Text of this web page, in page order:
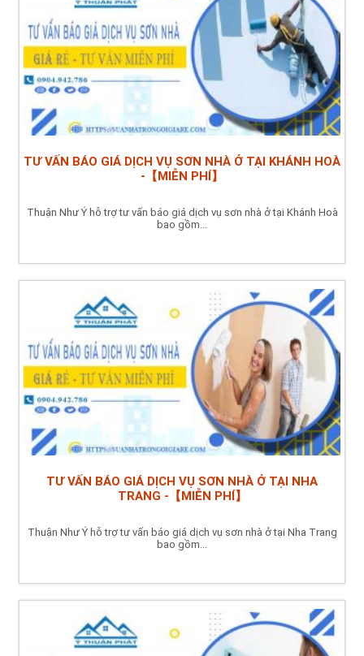
TƯ VẤN BÁO GIÁ DỊCH VỤ SƠN NHÀ Ở TẠI KHÁNH HOÀ
-【MIỄN PHÍ】
Thuận Như Ý hỗ trợ tư vấn báo giá dịch vụ sơn nhà ở tại Khánh Hoà
bao gồm...
TƯ VẤN BÁO GIÁ DỊCH VỤ SƠN NHÀ Ở TẠI NHA
TRANG -【MIỄN PHÍ】
Thuận Như Ý hỗ trợ tư vấn báo giá dịch vụ sơn nhà ở tại Nha Trang
bao gồm...